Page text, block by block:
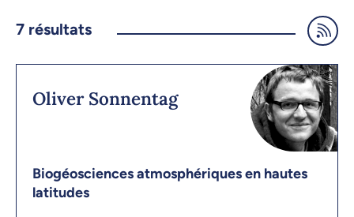
7 résultats
Oliver Sonnentag
Biogéosciences atmosphériques en hautes
latitudes